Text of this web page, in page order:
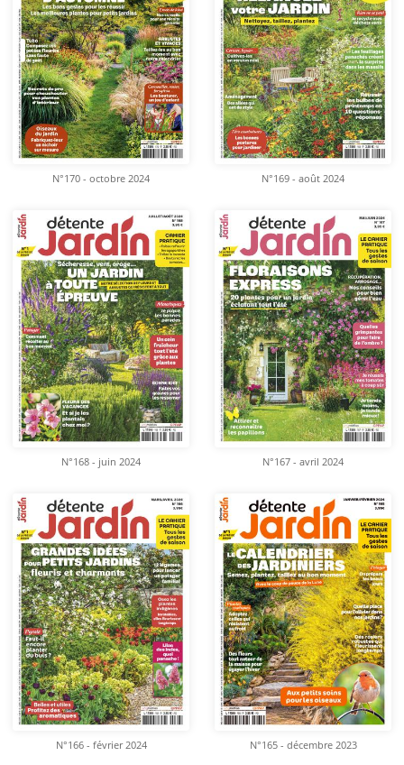
N°170 - octobre 2024 N°169 - août 2024
N°168 - juin 2024 N°167 - avril 2024
N°166 - février 2024 N°165 - décembre 2023